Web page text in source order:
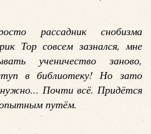
рассадник снобизма
Тор совсем зазнался, мне
ученичество заново,
в библиотеку! Но зато
Почти всё. Придётся
путём.